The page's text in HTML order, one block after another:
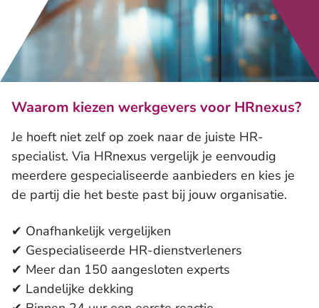
Waarom kiezen werkgevers voor HRnexus?
Je hoeft niet zelf op zoek naar de juiste HR-
specialist. Via HRnexus vergelijk je eenvoudig
meerdere gespecialiseerde aanbieders en kies je
de partij die het beste past bij jouw organisatie.
✔ Onafhankelijk vergelijken
✔ Gespecialiseerde HR-dienstverleners
✔ Meer dan 150 aangesloten experts
✔ Landelijke dekking